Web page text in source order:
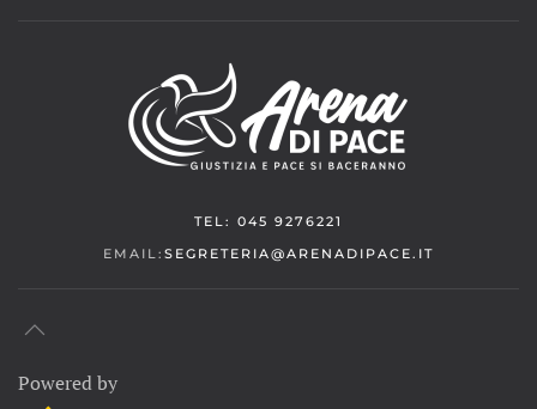
TEL: 045 9276221
EMAIL: SEGRETERIA@ARENADIPACE.IT
Powered by